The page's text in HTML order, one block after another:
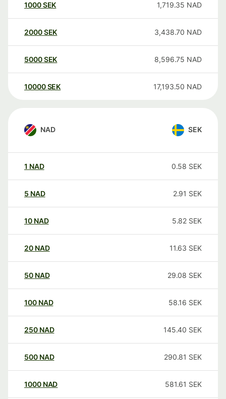
1000SEK 1,719.35 NAD
2000SEK 3,438.70 NAD
5000SEK 8,596.75 NAD
10000 SEK 17,193.50 NAD
NAD SEK
1 NAD 0.58 SEK
5 NAD 2.91 SEK
10 NAD 5.82 SEK
20 NAD 11.63 SEK
50 NAD 29.08 SEK
100 NAD 58.16 SEK
250 NAD 145.40 SEK
500 NAD 290.81 SEK
1000 NAD 581.61 SEK